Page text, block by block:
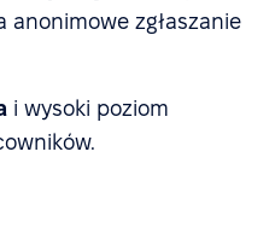
anonimowe zgłaszanie
i wysoki poziom